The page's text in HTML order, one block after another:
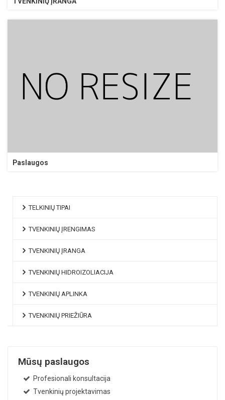
TELKINIŲ TIPAI
TVENKINIŲ ĮRENGIMAS
TVENKINIŲ ĮRANGA
TVENKINIŲ HIDROIZOLIACIJA
TVENKINIŲ APLINKA
TVENKINIŲ PRIEŽIŪRA
Mūsų paslaugos
Profesionali konsultacija
Tvenkinių projektavimas
Paslaugos